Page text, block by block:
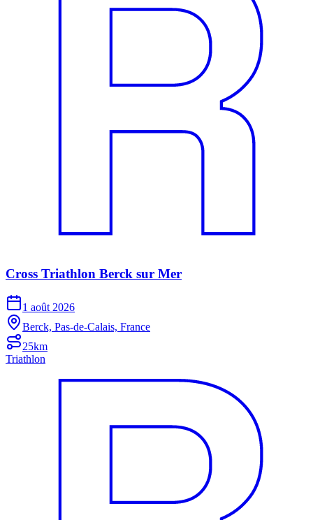
Cross Triathlon Berck sur Mer
1 août 2026
Berck, Pas-de-Calais, France
25km
Triathlon